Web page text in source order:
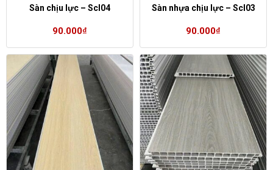
Sàn chịu lực – Scl04
90.000₫
Sàn nhựa chịu lực – Scl03
90.000₫